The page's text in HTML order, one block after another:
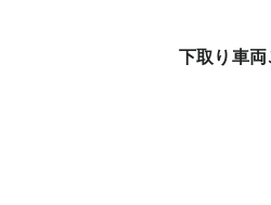
下取り車